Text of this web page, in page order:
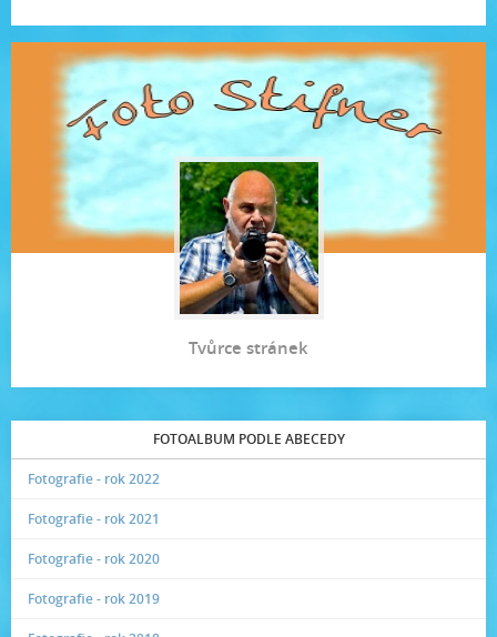
Tvůrce stránek
FOTOALBUM PODLE ABECEDY
Fotografie - rok 2022
Fotografie - rok 2021
Fotografie - rok 2020
Fotografie - rok 2019